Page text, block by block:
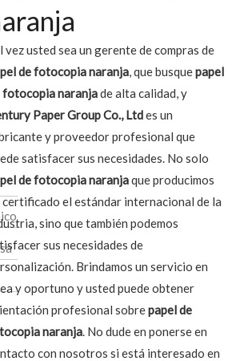
vez usted sea un gerente de compras de
de fotocopia naranja, que busquepapel
fotocopia naranjade alta calidad, y
Paper Group Co., Ltdes un
y proveedor profesional que
satisfacer sus necesidades. No solo
de fotocopia naranjaque producimos
certificado el estándar internacional de la
sino que también podemos
sus necesidades de
Brindamos un servicio en
y oportuno y usted puede obtener
profesional sobrepapel de
naranja. No dude en ponerse en
con nosotros si está interesado en